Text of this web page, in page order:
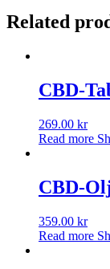
Related
CBD-
269.00 kr
Read more
CBD-
359.00 kr
Read more